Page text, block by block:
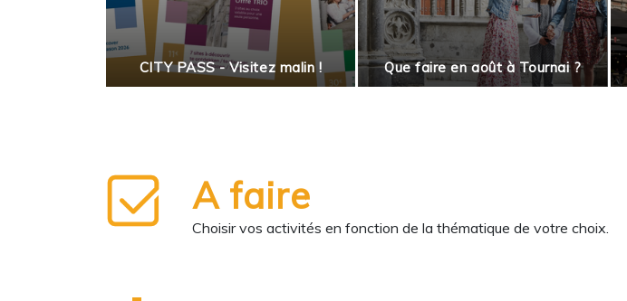
CITY PASS - Visitez malin ! Que faire en août à Tournai ?
A faire
Choisir vos activités en fonction de la thématique de votre choix.